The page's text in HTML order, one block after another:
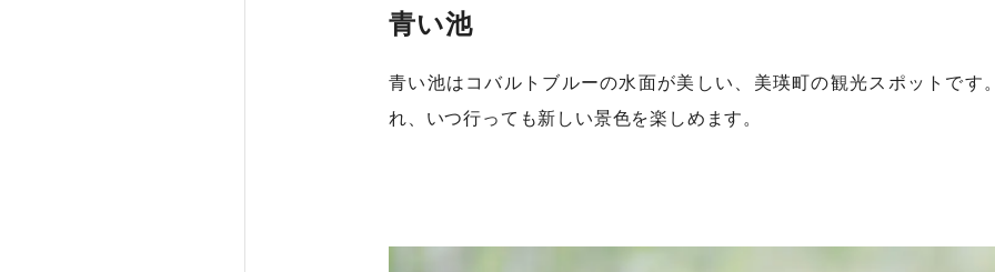
青い池
青い池はコバルトブルーの水面が美しい、美瑛町の観光スポットで
れ、いつ行っても新しい景色を楽しめます。